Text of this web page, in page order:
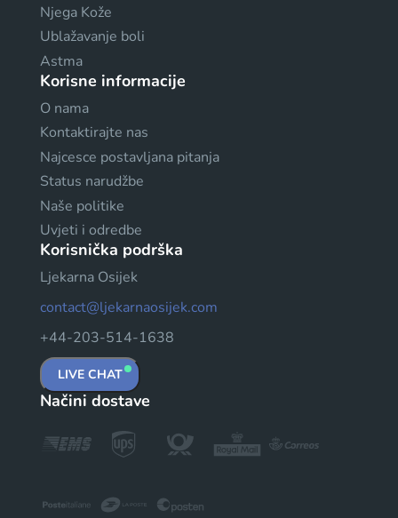
Njega Kože
Ublažavanje boli
Astma
Korisne informacije
O nama
Kontaktirajte nas
Najcesce postavljana pitanja
Status narudžbe
Naše politike
Uvjeti i odredbe
Korisnička podrška
Ljekarna Osijek
contact@ljekarnaosijek.com
+44-203-514-1638
LIVE CHAT
Načini dostave